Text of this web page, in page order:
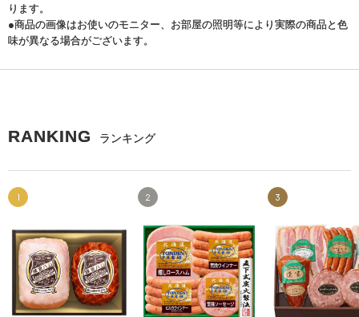
ります。
●商品の画像はお使いのモニター、お部屋の照明等により実際の商品と色
味が異なる場合がございます。
RANKING ランキング
1 2 3